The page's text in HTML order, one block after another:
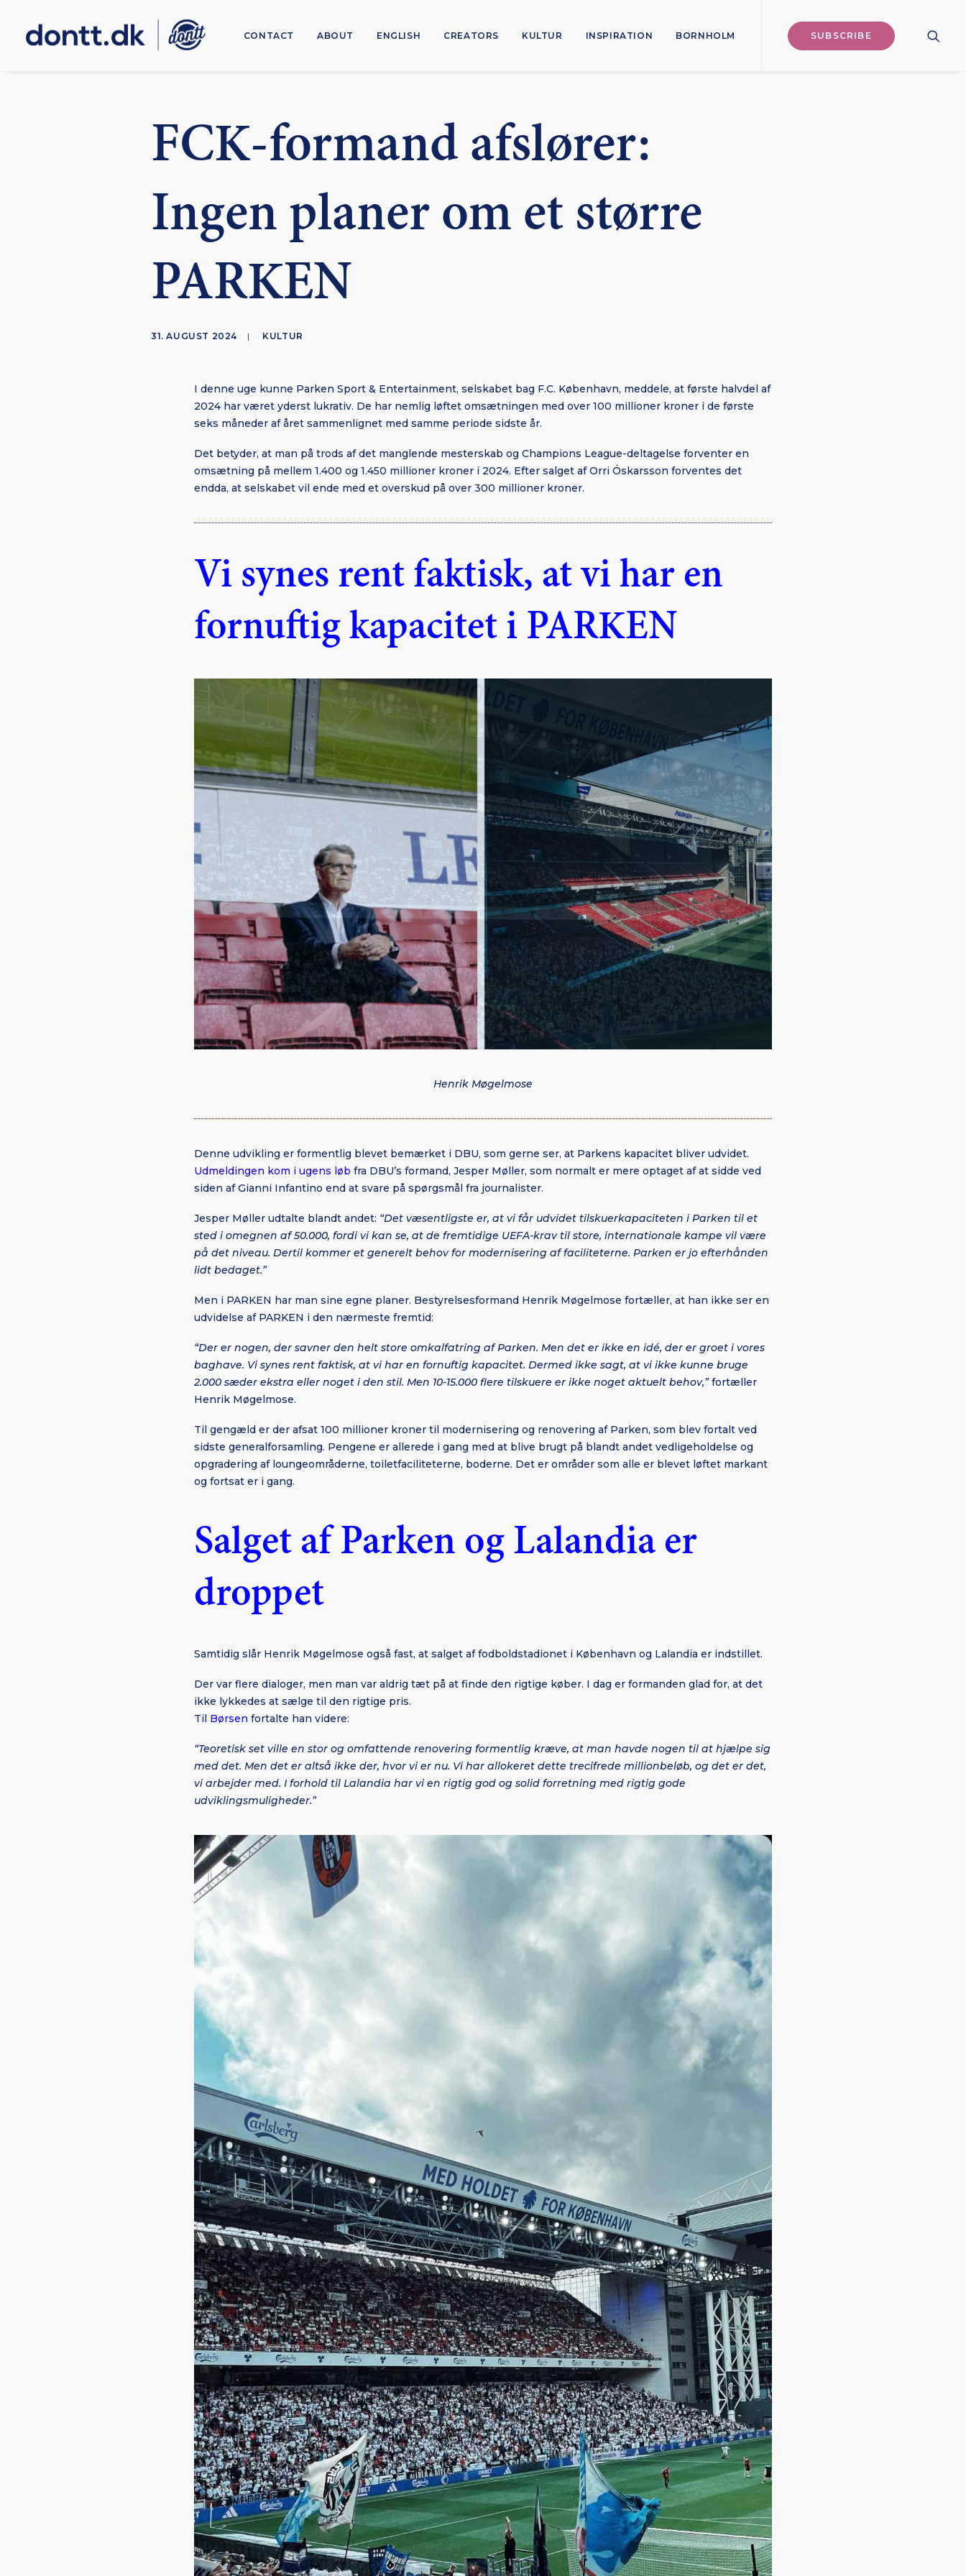
CONTACT ABOUT ENGLISH CREATORS KULTUR INSPIRATION BORNHOLM SUBSCRIBE
FCK-formand afslører:
Ingen planer om et større
PARKEN
31. AUGUST 2024 | KULTUR
I denne uge kunne Parken Sport & Entertainment, selskabet bag F.C. København, meddele, at første halvdel af
2024 har været yderst lukrativ. De har nemlig løftet omsætningen med over 100 millioner kroner i de første
seks måneder af året sammenlignet med samme periode sidste år.
Det betyder, at man på trods af det manglende mesterskab og Champions League-deltagelse forventer en
omsætning på mellem 1.400 og 1.450 millioner kroner i 2024. Efter salget af Orri Óskarsson forventes det
endda, at selskabet vil ende med et overskud på over 300 millioner kroner.
Vi synes rent faktisk, at vi har en
fornuftig kapacitet i PARKEN
Henrik Møgelmose
Denne udvikling er formentlig blevet bemærket i DBU, som gerne ser, at Parkens kapacitet bliver udvidet.
Udmeldingen kom i ugens løb fra DBU’s formand, Jesper Møller, som normalt er mere optaget af at sidde ved
siden af Gianni Infantino end at svare på spørgsmål fra journalister.
Jesper Møller udtalte blandt andet: “Det væsentligste er, at vi får udvidet tilskuerkapaciteten i Parken til et
sted i omegnen af 50.000, fordi vi kan se, at de fremtidige UEFA-krav til store, internationale kampe vil være
på det niveau. Dertil kommer et generelt behov for modernisering af faciliteterne. Parken er jo efterhånden
lidt bedaget.”
Men i PARKEN har man sine egne planer. Bestyrelsesformand Henrik Møgelmose fortæller, at han ikke ser en
udvidelse af PARKEN i den nærmeste fremtid:
“Der er nogen, der savner den helt store omkalfatring af Parken. Men det er ikke en idé, der er groet i vores
baghave. Vi synes rent faktisk, at vi har en fornuftig kapacitet. Dermed ikke sagt, at vi ikke kunne bruge
2.000 sæder ekstra eller noget i den stil. Men 10-15.000 flere tilskuere er ikke noget aktuelt behov,”fortæller
Henrik Møgelmose.
Til gengæld er der afsat 100 millioner kroner til modernisering og renovering af Parken, som blev fortalt ved
sidste generalforsamling. Pengene er allerede i gang med at blive brugt på blandt andet vedligeholdelse og
opgradering af loungeområderne, toiletfaciliteterne, boderne. Det er områder som alle er blevet løftet markant
og fortsat er i gang.
Salget af Parken og Lalandia er
droppet
Samtidig slår Henrik Møgelmose også fast, at salget af fodboldstadionet i København og Lalandia er indstillet.
Der var flere dialoger, men man var aldrig tæt på at finde den rigtige køber. I dag er formanden glad for, at det
ikke lykkedes at sælge til den rigtige pris.
Til Børsen fortalte han videre:
“Teoretisk set ville en stor og omfattende renovering formentlig kræve, at man havde nogen til at hjælpe sig
med det. Men det er altså ikke der, hvor vi er nu. Vi har allokeret dette trecifrede millionbeløb, og det er det,
vi arbejder med. I forhold til Lalandia har vi en rigtig god og solid forretning med rigtig gode
udviklingsmuligheder.”